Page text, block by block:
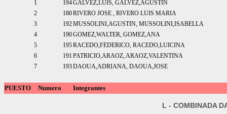
1 194GALVEZ,LUIS, GALVEZ,AGUSTIN
2
180RIVERO JOSE , RIVERO LUIS MARIA
3
192MUSSOLINI,AGUSTIN, MUSSOLINI,ISABELLA
4
190GOMEZ,WALTER, GOMEZ,ANA
5
195RACEDO,FEDERICO, RACEDO,LUICINA
6
191 PATRICIO,ARAOZ, ARAOZ,VALENTINA
7
193DAOUA,ADRIANA, DAOUA,JOSE
PUESTO Numero Integrantes
L - COMBINADA